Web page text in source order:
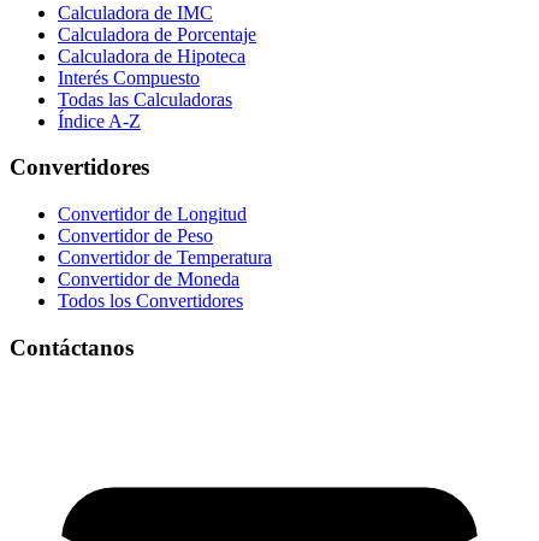
Calculadora de IMC
Calculadora de Porcentaje
Calculadora de Hipoteca
Interés Compuesto
Todas las Calculadoras
Índice A-Z
Convertidores
Convertidor de Longitud
Convertidor de Peso
Convertidor de Temperatura
Convertidor de Moneda
Todos los Convertidores
Contáctanos